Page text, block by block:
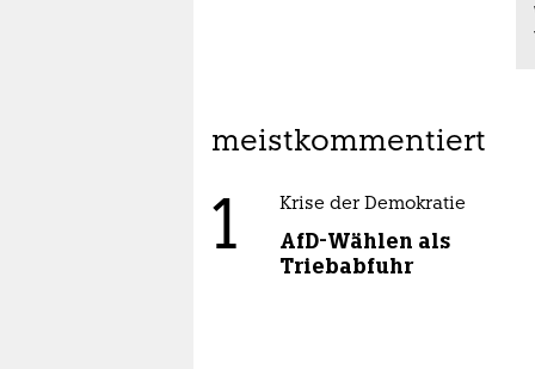
meistkommentiert
1 Krise der Demokratie
AfD-Wählen als
Triebabfuhr